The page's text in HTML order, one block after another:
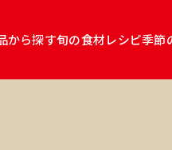
から探す旬の食材レシピ季節